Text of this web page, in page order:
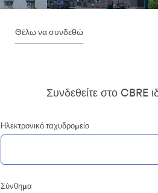
Θέλω να συνδεθώ
Συνδεθείτε στο CBRE
Ηλεκτρονικό ταχυδρομείο
Σύνθημα